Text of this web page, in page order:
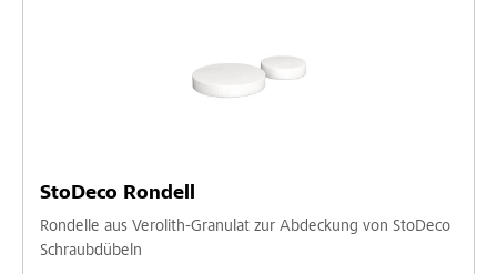
StoDeco Rondell
Rondelle aus Verolith-Granulat zur Abdeckung von StoDeco
Schraubdübeln